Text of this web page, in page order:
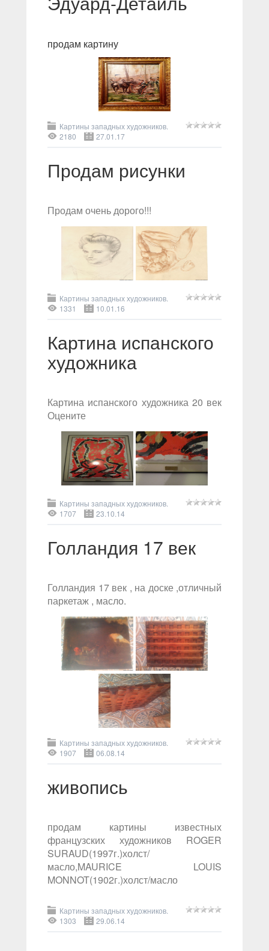
продам картину
Картины западных художников.
2180
27.01.17
Продам рисунки
Продам очень дорого!!!
Картины западных художников.
1331
10.01.16
Картина испанского
художника
Картина испанского художника 20 век
Оцените
Картины западных художников.
1707
23.10.14
Голландия 17 век
Голландия 17 век , на доске ,отличный
паркетаж , масло.
Картины западных художников.
1907
06.08.14
живопись
продам картины известных
французских художников ROGER
SURAUD(1997г.)холст/
масло,MAURICE LOUIS
MONNOT(1902г.)холст/масло
Картины западных художников.
1303
29.06.14